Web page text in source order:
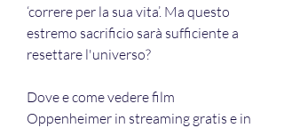
‘correre per la sua vita’. Ma questo
estremo sacrificio sarà sufficiente a
resettare l'universo?
Dove e come vedere film
Oppenheimer in streaming gratis e in